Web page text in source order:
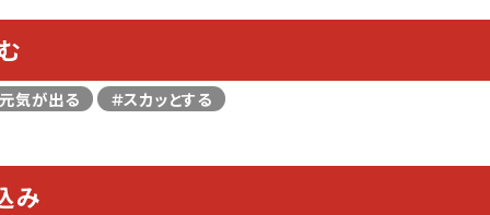
気が出る ＃スカッとする
み